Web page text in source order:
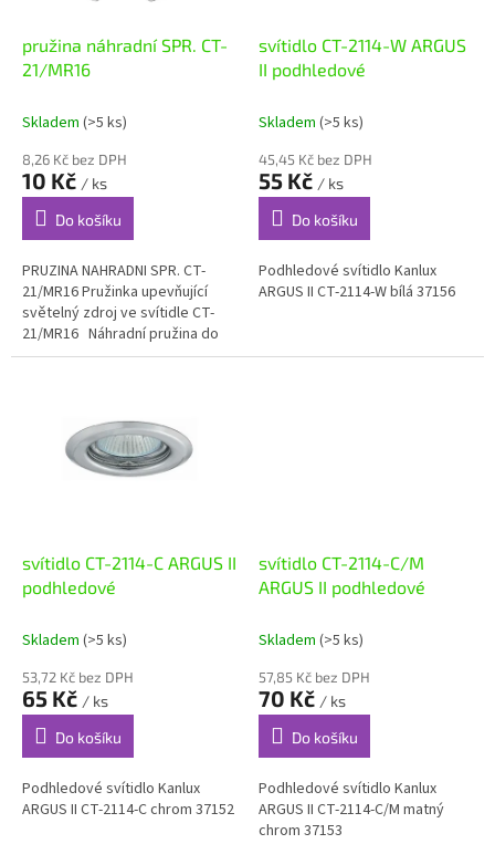
pružina náhradní SPR. CT-
21/MR16
Skladem (>5 ks)
8,26 Kč bez DPH
10 Kč / ks
Do košíku
PRUZINA NAHRADNI SPR. CT-
21/MR16 Pružinka upevňující
světelný zdroj ve svítidle CT-
21/MR16 Náhradní pružina do
bodových svítidel se zdrojem
svítidlo CT-2114-W ARGUS
II podhledové
Skladem (>5 ks)
45,45 Kč bez DPH
55 Kč / ks
Do košíku
Podhledové svítidlo Kanlux
ARGUS II CT-2114-W bílá 37156
svítidlo CT-2114-C ARGUS II
podhledové
Skladem (>5 ks)
53,72 Kč bez DPH
65 Kč / ks
Do košíku
Podhledové svítidlo Kanlux
ARGUS II CT-2114-C chrom 37152
svítidlo CT-2114-C/M
ARGUS II podhledové
Skladem (>5 ks)
57,85 Kč bez DPH
70 Kč / ks
Do košíku
Podhledové svítidlo Kanlux
ARGUS II CT-2114-C/M matný
chrom 37153